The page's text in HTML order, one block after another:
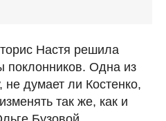
Настя решила
поклонников. Одна из
не думает ли Костенко,
так же, как и